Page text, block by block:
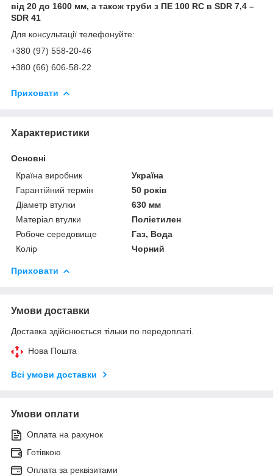
від 20 до 1600 мм, а також труби з ПE 100 RC в SDR 7,4 –
SDR 41
Для консультації телефонуйте:
+380 (97) 558-20-46
+380 (66) 606-58-22
Приховати
Характеристики
Основні
Країна виробник
Україна
Гарантійний термін
50 років
Діаметр втулки
630 мм
Матеріал втулки
Поліетилен
Робоче середовище
Газ, Вода
Колір
Чорний
Приховати
Умови доставки
Доставка здійснюється тільки по передоплаті.
Нова Пошта
Всі умови доставки
Умови оплати
Оплата на рахунок
Готівкою
Оплата за реквізитами